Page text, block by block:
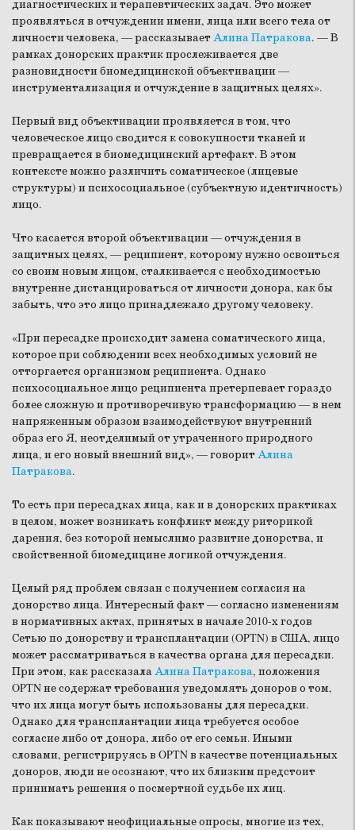
диагностических и терапевтических задач. Это может
проявляться в отчуждении имени, лица или всего тела от
личности человека, — рассказываетАлина Патракова. — В
рамках донорских практик прослеживается две
разновидности биомедицинской объективации —
инструментализация и отчуждение в защитных целях».
Первый вид объективации проявляется в том, что
человеческое лицо сводится к совокупности тканей и
превращается в биомедицинский артефакт. В этом
контексте можно различить соматическое (лицевые
структуры) и психосоциальное (субъектную идентичность)
лицо.
Что касается второй объективации — отчуждения в
защитных целях, — реципиент, которому нужно освоиться
со своим новым лицом, сталкивается с необходимостью
внутренне дистанцироваться от личности донора, как бы
забыть, что это лицо принадлежало другому человеку.
«При пересадке происходит замена соматического лица,
которое при соблюдении всех необходимых условий не
отторгается организмом реципиента. Однако
психосоциальное лицо реципиента претерпевает гораздо
более сложную и противоречивую трансформацию — в нем
напряженным образом взаимодействуют внутренний
образ его Я, неотделимый от утраченного природного
лица, и его новый внешний вид», — говоритАлина
Патракова.
То есть при пересадках лица, как и в донорских практиках
в целом, может возникать конфликт между риторикой
дарения, без которой немыслимо развитие донорства, и
свойственной биомедицине логикой отчуждения.
Целый ряд проблем связан с получением согласия на
донорство лица. Интересный факт — согласно изменениям
в нормативных актах, принятых в начале 2010-х годов
Сетью по донорству и трансплантации (OPTN) в США, лицо
может рассматриваться в качества органа для пересадки.
При этом, как рассказалаАлина Патракова, положения
OPTN не содержат требования уведомлять доноров о том,
что их лица могут быть использованы для пересадки.
Однако для трансплантации лица требуется особое
согласие либо от донора, либо от его семьи. Иными
словами, регистрируясь в OPTN в качестве потенциальных
доноров, люди не осознают, что их близким предстоит
принимать решения о посмертной судьбе их лиц.
Как показывают неофициальные опросы, многие из тех,